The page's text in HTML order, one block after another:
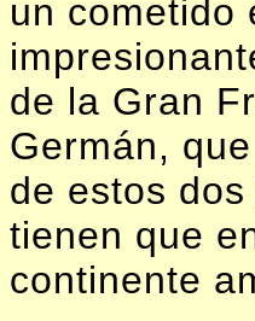
un cometido
de la Gran
Germán,
de estos
tienen que
continente